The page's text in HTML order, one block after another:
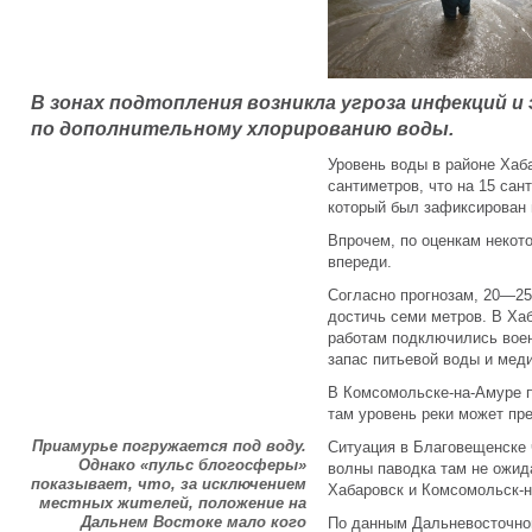
В зонах подтопления возникла угроза инфекций
по дополнительному хлорированию воды.
Уровень воды в районе
сантиметров, что на 15
который был
Впрочем, по оценкам
впереди.
Согласно прогнозам,
достичь семи метров. В
работам подключились
запас питьевой воды и
В Комсомольске-на-Амуре
там уровень реки может
Приамурье погружается под воду.
Однако «пульс блогосферы»
показывает, что, за исключением
местных жителей, положение на
Дальнем Востоке мало кого
Ситуация в
волны паводка там не
Хабаровск и Комсомольск-
По данным